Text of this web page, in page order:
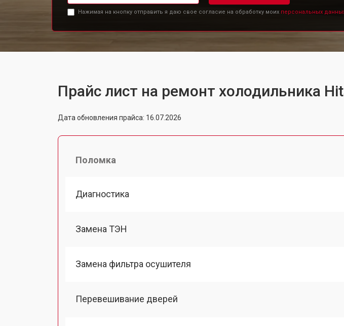
Нажимая на кнопку отправить я даю свое согласие на обработку моих персональных
Прайс лист на ремонт холодильника
Дата обновления прайса: 16.07.2026
Поломка
Диагностика
Замена ТЭН
Замена фильтра осушителя
Перевешивание дверей